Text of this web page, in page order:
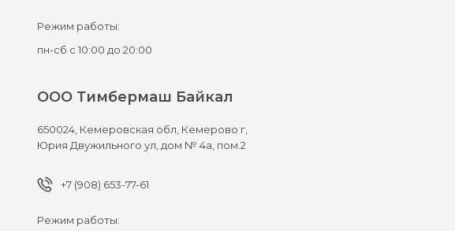
Режим работы:
пн-сб с 10:00 до 20:00
ООО Тимбермаш Байкал
650024, Кемеровская обл, Кемерово г,
Юрия Двужильного ул, дом № 4а, пом.2
+7 (908) 653-77-61
Режим работы: